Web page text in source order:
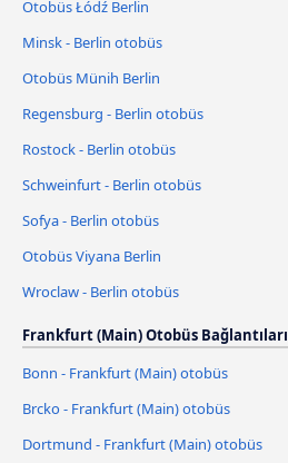
Otobüs Łódź Berlin
Minsk - Berlin otobüs
Otobüs Münih Berlin
Regensburg - Berlin otobüs
Rostock - Berlin otobüs
Schweinfurt - Berlin otobüs
Sofya - Berlin otobüs
Otobüs Viyana Berlin
Wroclaw - Berlin otobüs
Frankfurt (Main) Otobüs Bağlantıları
Bonn - Frankfurt (Main) otobüs
Brcko - Frankfurt (Main) otobüs
Dortmund - Frankfurt (Main) otobüs